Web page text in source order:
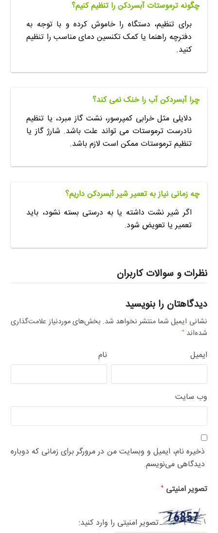
چگونه ترموستات آبسردکن را تنظیم کنیم؟
برای تنظیم، دستگاه را خاموش کرده و با توجه به
دفترچه راهنما یا کمک تکنسین دمای مناسب را تنظیم
کنید.
چرا آبسردکن آب را خنک نمی کند؟
دلایلی مثل خرابی کمپرسور، نشت گاز مبرد، یا تنظیم
نادرست ترموستات می تواند علت باشد. شارژ گاز یا
تنظیم ترموستات ممکن است لازم باشد.
چه زمانی نیاز به تعمیر شیر آبسردکن داریم؟
اگر شیر نشت داشته یا به درستی بسته نشود، باید
تعمیر یا تعویض شود.
نظرات و سوالات کاربران
دیدگاهتان را بنویسید
نشانی ایمیل شما منتشر نخواهد شد. بخش‌های موردنیاز علامت‌گذاری
شده‌اند*
نام ایمیل
وب‌ سایت
ذخیره نام، ایمیل و وبسایت من در مرورگر برای زمانی که دوباره
دیدگاهی می‌نویسم.
تصویر امنیتی*
تصویر امنیتی را وارد کنید: